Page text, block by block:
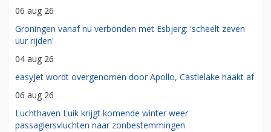
06 aug 26
Groningen vanaf nu verbonden met Esbjerg: 'scheelt zeven
uur rijden'
04 aug 26
easyJet wordt overgenomen door Apollo, Castlelake haakt af
06 aug 26
Luchthaven Luik krijgt komende winter weer
passagiersvluchten naar zonbestemmingen